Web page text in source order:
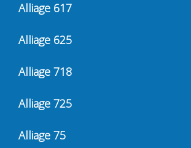
Alliage 617
Alliage 625
Alliage 718
Alliage 725
Alliage 75